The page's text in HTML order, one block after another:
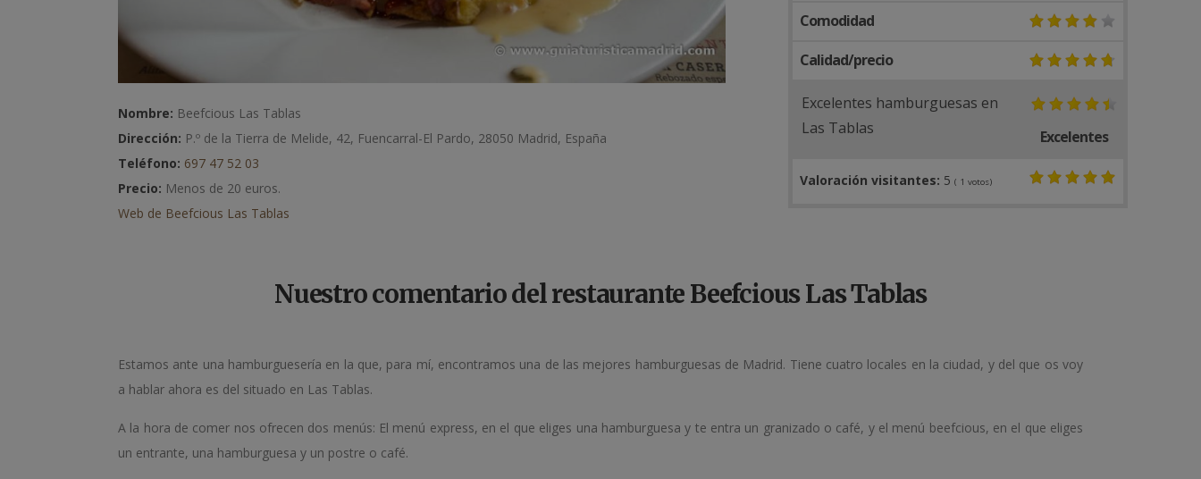
Nombre: Beefcious Las Tablas
Dirección: P.º de la Tierra de Melide, 42, Fuencarral-El Pardo, 28050 Madrid, España
Teléfono: 697 47 52 03
Precio: Menos de 20 euros.
Web de Beefcious Las Tablas
Comodidad
Calidad/precio
Excelentes
Excelentes hamburguesas en
Las Tablas
Valoración visitantes: 5 ( 1 votos)
Nuestro comentario del restaurante Beefcious Las Tablas
Estamos ante una hamburguesería en la que, para mí, encontramos una de las mejores hamburguesas de Madrid. Tiene cuatro locales en la ciudad, y del que os voy
a hablar ahora es del situado en Las Tablas.
A la hora de comer nos ofrecen dos menús: El menú express, en el que eliges una hamburguesa y te entra un granizado o café, y el menú beefcious, en el que eliges
un entrante, una hamburguesa y un postre o café.